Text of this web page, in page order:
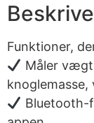
Funktioner,
Måler
Bluetooth-